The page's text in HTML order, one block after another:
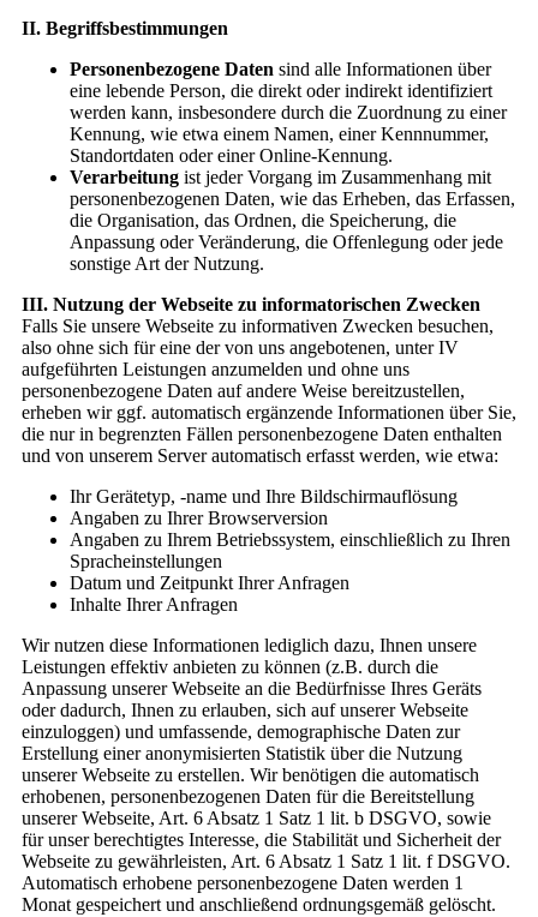
II. Begriffsbestimmungen
Personenbezogene Daten sind alle Informationen über
eine lebende Person, die direkt oder indirekt identifiziert
werden kann, insbesondere durch die Zuordnung zu einer
Kennung, wie etwa einem Namen, einer Kennnummer,
Standortdaten oder einer Online-Kennung.
Verarbeitung ist jeder Vorgang im Zusammenhang mit
personenbezogenen Daten, wie das Erheben, das Erfassen,
die Organisation, das Ordnen, die Speicherung, die
Anpassung oder Veränderung, die Offenlegung oder jede
sonstige Art der Nutzung.
III. Nutzung der Webseite zu informatorischen Zwecken
Falls Sie unsere Webseite zu informativen Zwecken besuchen,
also ohne sich für eine der von uns angebotenen, unter IV
aufgeführten Leistungen anzumelden und ohne uns
personenbezogene Daten auf andere Weise bereitzustellen,
erheben wir ggf. automatisch ergänzende Informationen über Sie,
die nur in begrenzten Fällen personenbezogene Daten enthalten
und von unserem Server automatisch erfasst werden, wie etwa:
Ihr Gerätetyp, -name und Ihre Bildschirmauflösung
Angaben zu Ihrer Browserversion
Angaben zu Ihrem Betriebssystem, einschließlich zu Ihren
Spracheinstellungen
Datum und Zeitpunkt Ihrer Anfragen
Inhalte Ihrer Anfragen
Wir nutzen diese Informationen lediglich dazu, Ihnen unsere
Leistungen effektiv anbieten zu können (z.B. durch die
Anpassung unserer Webseite an die Bedürfnisse Ihres Geräts
oder dadurch, Ihnen zu erlauben, sich auf unserer Webseite
einzuloggen) und umfassende, demographische Daten zur
Erstellung einer anonymisierten Statistik über die Nutzung
unserer Webseite zu erstellen. Wir benötigen die automatisch
erhobenen, personenbezogenen Daten für die Bereitstellung
unserer Webseite, Art. 6 Absatz 1 Satz 1 lit. b DSGVO, sowie
für unser berechtigtes Interesse, die Stabilität und Sicherheit der
Webseite zu gewährleisten, Art. 6 Absatz 1 Satz 1 lit. f DSGVO.
Automatisch erhobene personenbezogene Daten werden 1
Monat gespeichert und anschließend ordnungsgemäß gelöscht.